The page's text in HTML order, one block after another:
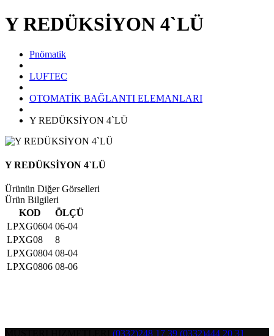
Y REDÜKSİYON 4`LÜ
Pnömatik
LUFTEC
OTOMATİK BAĞLANTI ELEMANLARI
Y REDÜKSİYON 4`LÜ
Y REDÜKSİYON 4`LÜ
Ürünün Diğer Görselleri
Ürün Bilgileri
KOD
ÖLÇÜ
LPXG0604 06-04
LPXG08
8
LPXG0804 08-04
LPXG0806 08-06
(0332)248 17 39 (0332)444 20 31